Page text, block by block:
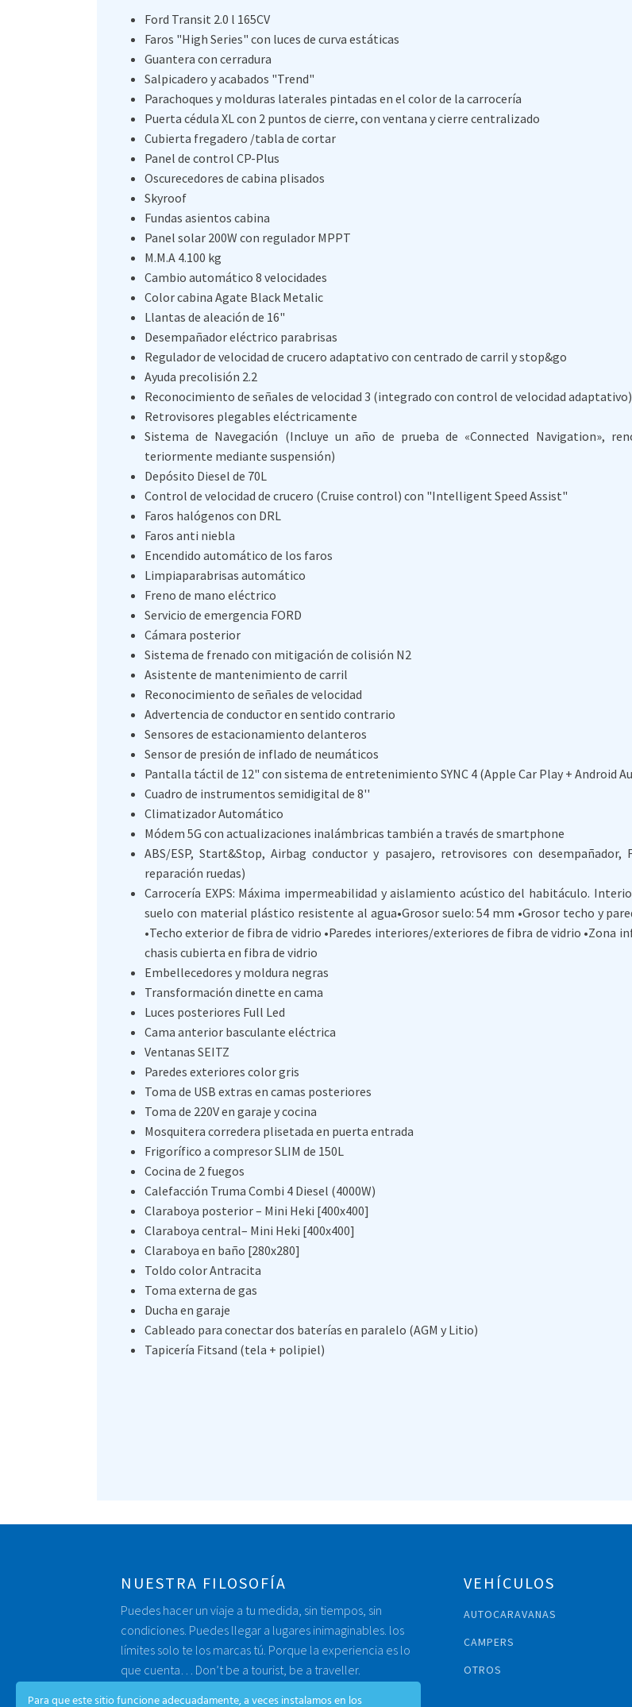
Ford Transit 2.0 l 165CV
Faros "High Series" con luces de curva estáticas
Guantera con cerradura
Salpicadero y acabados "Trend"
Parachoques y molduras laterales pintadas en el color de la carrocería
Puerta cédula XL con 2 puntos de cierre, con ventana y cierre centralizado
Cubierta fregadero /tabla de cortar
Panel de control CP-Plus
Oscurecedores de cabina plisados
Skyroof
Fundas asientos cabina
Panel solar 200W con regulador MPPT
M.M.A 4.100 kg
Cambio automático 8 velocidades
Color cabina Agate Black Metalic
Llantas de aleación de 16"
Desempañador eléctrico parabrisas
Regulador de velocidad de crucero adaptativo con centrado de carril y stop&go
Ayuda precolisión 2.2
Reconocimiento de señales de velocidad 3 (integrado con control de velocidad adaptativo)
Retrovisores plegables eléctricamente
Sistema de Navegación (Incluye un año de prueba de «Connected Navigation»,
teriormente mediante suspensión)
Depósito Diesel de 70L
Control de velocidad de crucero (Cruise control) con "Intelligent Speed Assist"
Faros halógenos con DRL
Faros anti niebla
Encendido automático de los faros
Limpiaparabrisas automático
Freno de mano eléctrico
Servicio de emergencia FORD
Cámara posterior
Sistema de frenado con mitigación de colisión N2
Asistente de mantenimiento de carril
Reconocimiento de señales de velocidad
Advertencia de conductor en sentido contrario
Sensores de estacionamiento delanteros
Sensor de presión de inflado de neumáticos
Pantalla táctil de 12" con sistema de entretenimiento SYNC 4 (Apple Car Play + Android
Cuadro de instrumentos semidigital de 8''
Climatizador Automático
Módem 5G con actualizaciones inalámbricas también a través de smartphone
ABS/ESP, Start&Stop, Airbag conductor y pasajero, retrovisores con desempañador,
reparación ruedas)
Carrocería EXPS: Máxima impermeabilidad y aislamiento acústico del habitáculo.
suelo con material plástico resistente al agua•Grosor suelo: 54 mm •Grosor techo y
•Techo exterior de fibra de vidrio •Paredes interiores/exteriores de fibra de vidrio •Zona
chasis cubierta en fibra de vidrio
Embellecedores y moldura negras
Transformación dinette en cama
Luces posteriores Full Led
Cama anterior basculante eléctrica
Ventanas SEITZ
Paredes exteriores color gris
Toma de USB extras en camas posteriores
Toma de 220V en garaje y cocina
Mosquitera corredera plisetada en puerta entrada
Frigorífico a compresor SLIM de 150L
Cocina de 2 fuegos
Calefacción Truma Combi 4 Diesel (4000W)
Claraboya posterior – Mini Heki [400x400]
Claraboya central– Mini Heki [400x400]
Claraboya en baño [280x280]
Toldo color Antracita
Toma externa de gas
Ducha en garaje
Cableado para conectar dos baterías en paralelo (AGM y Litio)
Tapicería Fitsand (tela + polipiel)
NUESTRA FILOSOFÍA
Puedes hacer un viaje a tu medida, sin tiempos, sin
condiciones. Puedes llegar a lugares inimaginables. los
límites solo te los marcas tú. Porque la experiencia es lo
que cuenta… Don’t be a tourist, be a traveller.
VEHÍCULOS
AUTOCARAVANAS
CAMPERS
OTROS
Para que este sitio funcione adecuadamente, a veces instalamos en los